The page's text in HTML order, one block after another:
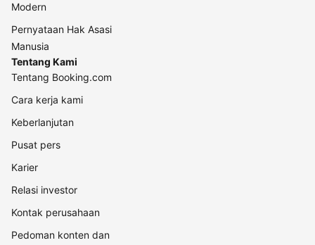
Modern
Pernyataan Hak Asasi
Manusia
Tentang Kami
Tentang Booking.com
Cara kerja kami
Keberlanjutan
Pusat pers
Karier
Relasi investor
Kontak perusahaan
Pedoman konten dan